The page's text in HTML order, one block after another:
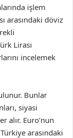
işlem
arasındaki döviz
Lirası
incelemek
Bunlar
siyasi
alır. Euro’nun
arasındaki